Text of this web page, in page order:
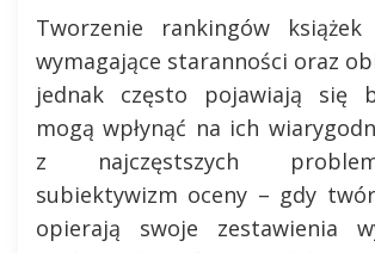
Tworzenie rankingów
wymagające staranności oraz
jednak często pojawiają się
mogą wpłynąć na ich
z najczęstszych
subiektywizm oceny – gdy
opierają swoje zestawienia